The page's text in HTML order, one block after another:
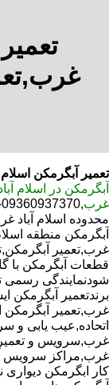
تعمیر آبگرمکن
آبگرمکن در اسلام
غرب
محدوده اسلام آباد
آبگرمکن منطقه
غرب,تعمیر
قطعات آبگرمکن با
شودنمایندگی رسمی
برندتعمیر آبگرمکن
غرب,تعمیر آبگرمکن
اتحاده,عیب یابی و
غرب,سرویس و تعمیر
غرب,مراکز سرویس
کار ابگرمکن